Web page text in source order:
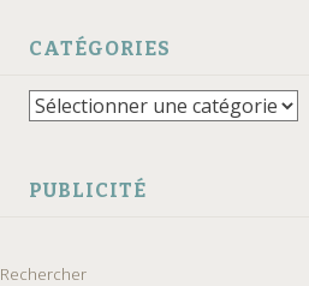
CATÉGORIES
Catégories
PUBLICITÉ
Rechercher